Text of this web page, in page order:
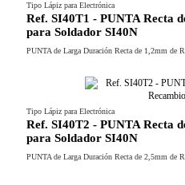
Tipo Lápiz para Electrónica
Ref. SI40T1 - PUNTA Recta
para Soldador SI40N
PUNTA de Larga Duración Recta de 1,2mm de
Tipo Lápiz para Electrónica
Ref. SI40T2 - PUNTA Recta
para Soldador SI40N
PUNTA de Larga Duración Recta de 2,5mm de